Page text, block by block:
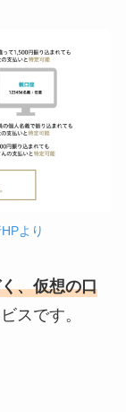
より
、仮想の口
スです。